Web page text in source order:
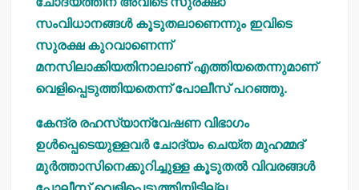
സംവിധാനങ്ങള്‍ കൂടുതലാണെന്നും ഇവിടെ
സുരക്ഷ കുറവാണെന്ന്
മനസിലാക്കിയതിനാലാണ് എത്തിയതെന്നുമാണ്
വെളിപ്പെടുത്തിയതെന്ന് പോലീസ് പറഞ്ഞു.
കേന്ദ്ര രഹസ്യാന്വേഷണ വിഭാഗം
ഉള്‍പ്പെടെയുള്ളവര്‍ ചോദ്യം ചെയ്ത മുഹമ്മദ്
മുര്‍ത്താസിനെക്കുറിച്ചുള്ള കൂടുതല്‍ വിവരങ്ങള്‍